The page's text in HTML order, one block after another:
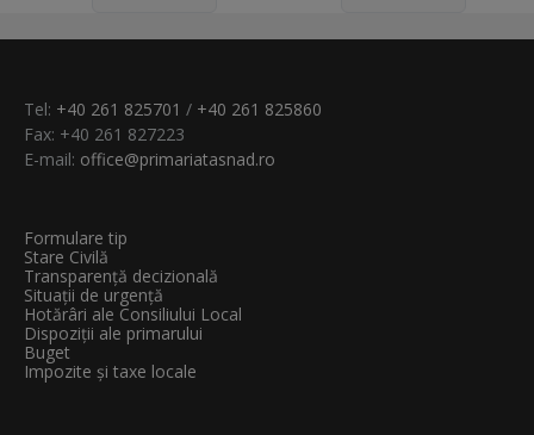
Tel: +40 261 825701 / +40 261 825860
Fax: +40 261 827223
E-mail: office@primariatasnad.ro
Formulare tip
Stare Civilă
Transparenţă decizională
Situații de urgență
Hotărâri ale Consiliului Local
Dispoziții ale primarului
Buget
Impozite și taxe locale